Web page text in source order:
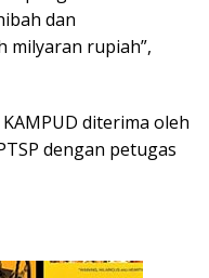
dan
milyaran rupiah”,
diterima oleh
dengan petugas